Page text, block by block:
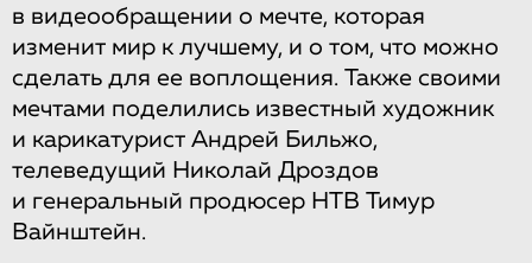
в видеообращении о мечте, которая
изменит мир к лучшему, и о том, что можно
сделать для ее воплощения. Также своими
мечтами поделились известный художник
и карикатурист Андрей Бильжо,
телеведущий Николай Дроздов
и генеральный продюсер НТВ Тимур
Вайнштейн.